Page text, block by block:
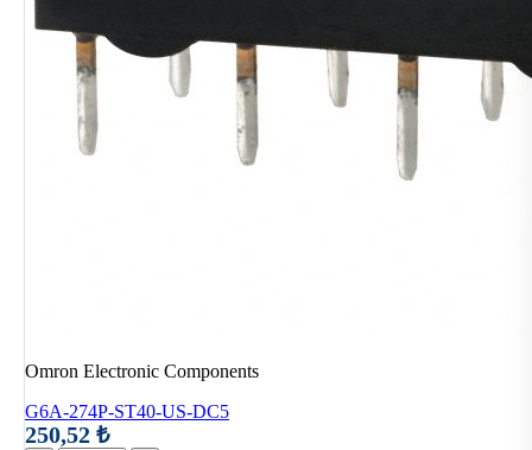
Omron Electronic Components
G6A-274P-ST40-US-DC5
250,52 ₺